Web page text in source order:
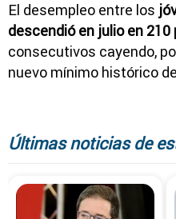
El desempleo entre los
descendió en julio en 210
consecutivos cayendo,
nuevo mínimo histórico
Últimas noticias de